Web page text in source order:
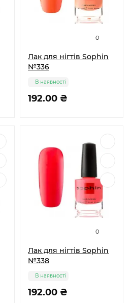
0
Лак для нігтів Sophin
№336
192.00 ₴
В наявності
0
Лак для нігтів Sophin
№338
192.00 ₴
В наявності